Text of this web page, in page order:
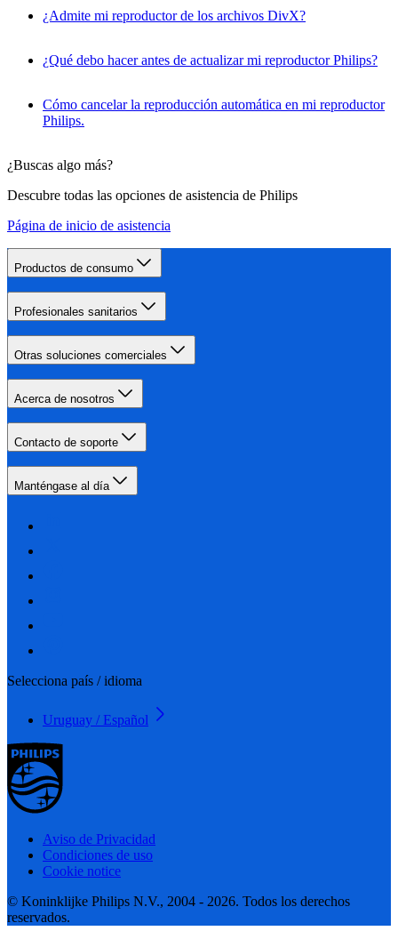
¿Admite mi reproductor de los archivos DivX?
¿Qué debo hacer antes de actualizar mi reproductor Philips?
Cómo cancelar la reproducción automática en mi reproductor
Philips.
¿Buscas algo más?
Descubre todas las opciones de asistencia de Philips
Página de inicio de asistencia
Productos de consumo
Profesionales sanitarios
Otras soluciones comerciales
Acerca de nosotros
Contacto de soporte
Manténgase al día
Selecciona país / idioma
Uruguay / Español
Aviso de Privacidad
Condiciones de uso
Cookie notice
© Koninklijke Philips N.V., 2004 - 2026. Todos los derechos
reservados.